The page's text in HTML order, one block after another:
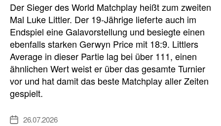
Der Sieger des World Matchplay heißt zum zweiten
Mal Luke Littler. Der 19-Jährige lieferte auch im
Endspiel eine Galavorstellung und besiegte einen
ebenfalls starken Gerwyn Price mit 18:9. Littlers
Average in dieser Partie lag bei über 111, einen
ähnlichen Wert weist er über das gesamte Turnier
vor und hat damit das beste Matchplay aller Zeiten
gespielt.
Veröffentlichungsdatum
26.07.2026